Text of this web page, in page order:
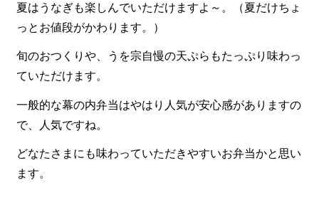
近江(滋賀)地方ゆかりの弁当
四得オードブル
寿司・会席膳
高級弁当
オードブル
一品料理
夏はうなぎも楽しんでいただけますよ～。（夏だけちょ
っとお値段がかわります。）
旬のおつくりや、うを宗自慢の天ぷらもたっぷり味わっ
ていただけます。
一般的な幕の内弁当はやはり人気が安心感がありますの
で、人気ですね。
どなたさまにも味わっていただきやすいお弁当かと思い
ます。